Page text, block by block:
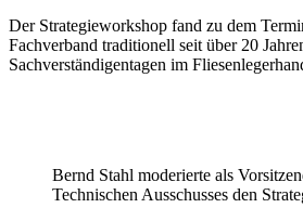
Der Strategieworkshop fand zu dem
Fachverband traditionell seit über 20
Sachverständigentagen im
Bernd Stahl moderierte als
Technischen Ausschusses den